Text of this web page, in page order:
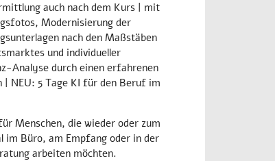
auch nach dem Kurs | mit
Modernisierung der
nach den Maßstäben
und individueller
Analyse durch einen erfahrenen
| NEU: 5 Tage KI für den Beruf im
Menschen, die wieder oder zum
im Büro, am Empfang oder in der
arbeiten möchten.